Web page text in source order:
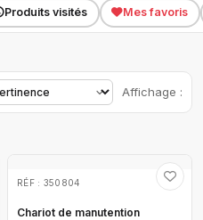
Produits visités Mes favoris
Affichage :
RÉF : 350804
Chariot de manutention